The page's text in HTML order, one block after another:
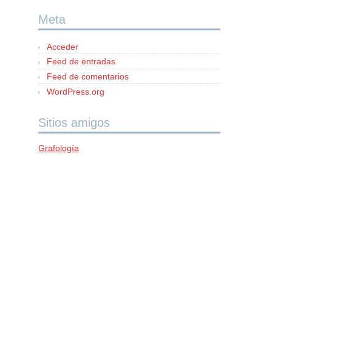
Meta
Acceder
Feed de entradas
Feed de comentarios
WordPress.org
Sitios amigos
Grafología